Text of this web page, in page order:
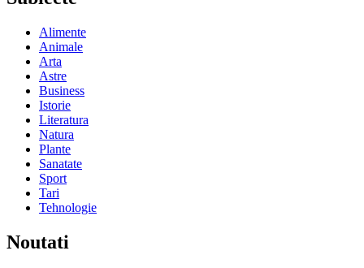
Alimente
Animale
Arta
Astre
Business
Istorie
Literatura
Natura
Plante
Sanatate
Sport
Tari
Tehnologie
Noutati